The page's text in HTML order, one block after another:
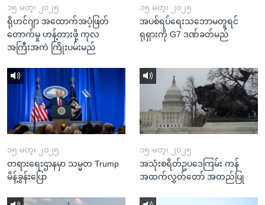
၁၅ မတ္၊ ၂၀၂၅
ရိုဟင်ဂျာ အထောက်အပံ့ဖြတ်
တောက်မှု ဟန့်တားဖို့ ကုလ
အကြီးအကဲ ကြိုးပမ်းမည်
၁၅ မတ္၊ ၂၀၂၅
အပစ်ရပ်ရေးသဘောမတူရင်
ရုရှားကို G7 ဒဏ်ခတ်မည်
၁၅ မတ္၊ ၂၀၂၅
တရားရေးဌာနမှာ သမ္မတ Trump
မိန့်ခွန်းပြော
၁၅ မတ္၊ ၂၀၂၅
အသုံးစရိတ်ဥပဒေကြမ်း ကန်
အထက်လွှတ်တော် အတည်ပြု